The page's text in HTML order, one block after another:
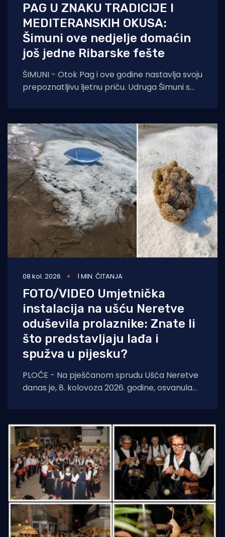
PAG U ZNAKU TRADICIJE I
MEDITERANSKIH OKUSA:
Šimuni ove nedjelje domaćin
još jedne Ribarske fešte
ŠIMUNI - Otok Pag i ove godine nastavlja svoju
prepoznatljivu ljetnu priču. Udruga Šimuni s
08 kol. 2026 1 MIN. ČITANJA
FOTO/VIDEO Umjetnička
instalacija na ušću Neretve
oduševila prolaznike: Znate li
što predstavljaju lađa i
spužva u pijesku?
PLOČE - Na pješčanom sprudu Ušća Neretve
danas je, 8. kolovoza 2026. godine, osvanula